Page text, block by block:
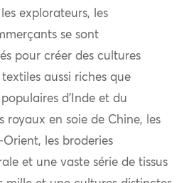
explorateurs, les
se sont
pour créer des cultures
aussi riches que
d’Inde et du
royaux en soie de Chine, les
les broderies
et une vaste série de tissus